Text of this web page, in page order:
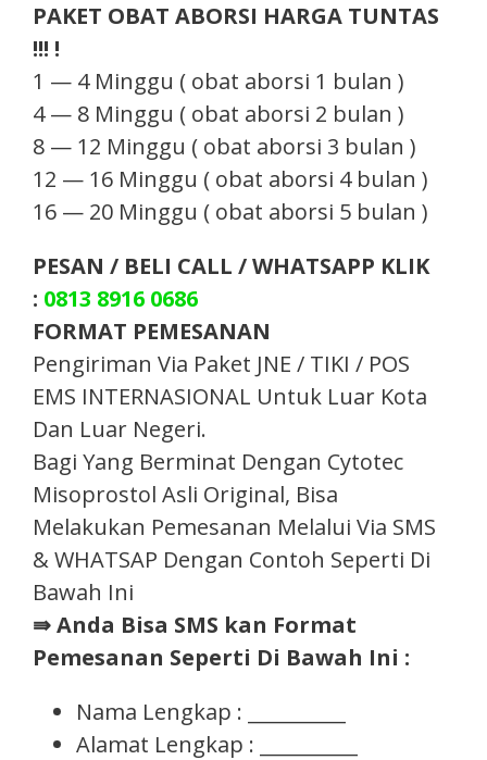
PAKET OBAT ABORSI HARGA TUNTAS
!!! !
1 — 4 Minggu ( obat aborsi 1 bulan )
4 — 8 Minggu ( obat aborsi 2 bulan )
8 — 12 Minggu ( obat aborsi 3 bulan )
12 — 16 Minggu ( obat aborsi 4 bulan )
16 — 20 Minggu ( obat aborsi 5 bulan )
PESAN / BELI CALL / WHATSAPP KLIK
: 0813 8916 0686
FORMAT PEMESANAN
Pengiriman Via Paket JNE / TIKI / POS
EMS INTERNASIONAL Untuk Luar Kota
Dan Luar Negeri.
Bagi Yang Berminat Dengan Cytotec
Misoprostol Asli Original, Bisa
Melakukan Pemesanan Melalui Via SMS
& WHATSAP Dengan Contoh Seperti Di
Bawah Ini
⇛ Anda Bisa SMS kan Format
Pemesanan Seperti Di Bawah Ini :
Nama Lengkap : __________
Alamat Lengkap : __________